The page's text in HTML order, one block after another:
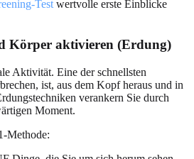
Testwertvolle erste Einblicke
Körper aktivieren (Erdung)
Aktivität. Eine der schnellsten
ist, aus dem Kopf heraus und in
verankern Sie durch
Moment.
Methode: